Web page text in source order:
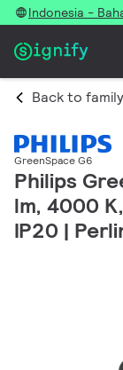
Indonesia -
Back to family
GreenSpace G6
Philips
lm, 4000
IP20 |